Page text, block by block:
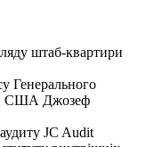
штаб-квартири
Генерального
США Джозеф
JC Audit